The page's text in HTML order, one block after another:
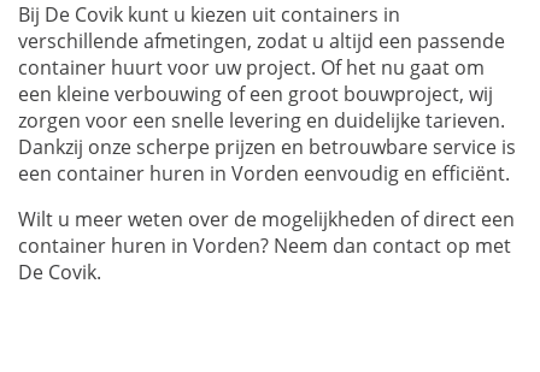
Bij De Covik kunt u kiezen uit containers in
verschillende afmetingen, zodat u altijd een passende
container huurt voor uw project. Of het nu gaat om
een kleine verbouwing of een groot bouwproject, wij
zorgen voor een snelle levering en duidelijke tarieven.
Dankzij onze scherpe prijzen en betrouwbare service is
een container huren in Vorden eenvoudig en efficiënt.
Wilt u meer weten over de mogelijkheden of direct een
container huren in Vorden? Neem dan contact op met
De Covik.